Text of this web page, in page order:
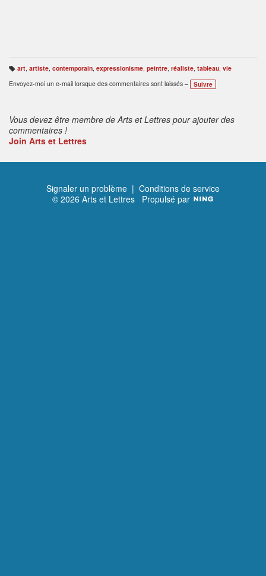
B
ali
s
art, artiste, contemporain, expressionisme, peintre, réaliste, tableau, vie
Envoyez-moi un e-mail lorsque des commentaires sont laissés –
Suivre
Vous devez être membre de Arts et Lettres pour ajouter des
commentaires !
Join Arts et Lettres
Signaler un problème | Conditions de service
© 2026 Arts et Lettres Propulsé par